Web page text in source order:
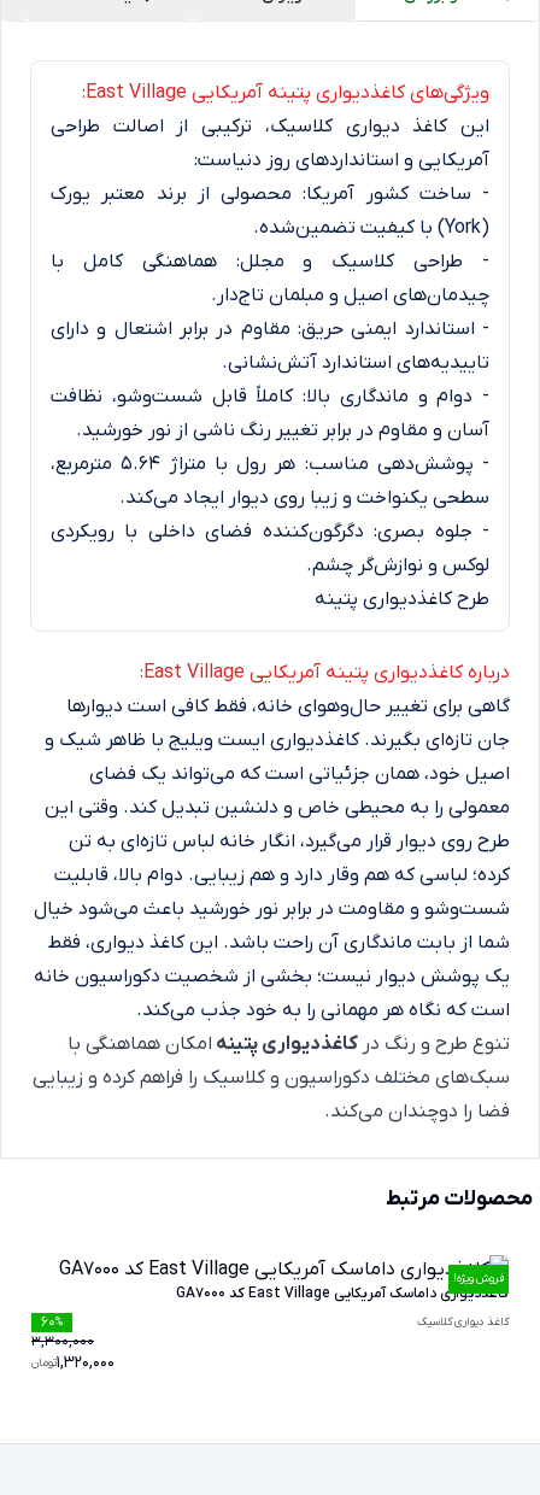
ویژگی‌های کاغذدیواری پتینه آمریکایی East Village:
این کاغذ دیواری کلاسیک، ترکیبی از اصالت طراحی
آمریکایی و استانداردهای روز دنیاست:
- ساخت کشور آمریکا: محصولی از برند معتبر یورک
(York) با کیفیت تضمین‌شده.
- طراحی کلاسیک و مجلل: هماهنگی کامل با
چیدمان‌های اصیل و مبلمان تاج‌دار.
- استاندارد ایمنی حریق: مقاوم در برابر اشتعال و دارای
تاییدیه‌های استاندارد آتش‌نشانی.
- دوام و ماندگاری بالا: کاملاً قابل شست‌وشو، نظافت
آسان و مقاوم در برابر تغییر رنگ ناشی از نور خورشید.
- پوشش‌دهی مناسب: هر رول با متراژ ۵.۶۴ مترمربع،
سطحی یکنواخت و زیبا روی دیوار ایجاد می‌کند.
- جلوه بصری: دگرگون‌کننده فضای داخلی با رویکردی
لوکس و نوازش‌گر چشم.
طرح کاغذدیواری پتینه
درباره کاغذدیواری پتینه آمریکایی East Village:
گاهی برای تغییر حال‌وهوای خانه، فقط کافی است دیوارها
جان تازه‌ای بگیرند. کاغذدیواری ایست ویلیج با ظاهر شیک و
اصیل خود، همان جزئیاتی است که می‌تواند یک فضای
معمولی را به محیطی خاص و دلنشین تبدیل کند. وقتی این
طرح روی دیوار قرار می‌گیرد، انگار خانه لباس تازه‌ای به تن
کرده؛ لباسی که هم وقار دارد و هم زیبایی. دوام بالا، قابلیت
شست‌وشو و مقاومت در برابر نور خورشید باعث می‌شود خیال
شما از بابت ماندگاری آن راحت باشد. این کاغذ دیواری، فقط
یک پوشش دیوار نیست؛ بخشی از شخصیت دکوراسیون خانه
است که نگاه هر مهمانی را به خود جذب می‌کند.
تنوع طرح و رنگ در کاغذدیواری پتینه امکان هماهنگی با
سبک‌های مختلف دکوراسیون و کلاسیک را فراهم کرده و زیبایی
فضا را دوچندان می‌کند.
محصولات مرتبط
فروش ویژه!
کاغذدیواری داماسک آمریکایی East Village کد GA7000
کاغذ دیواری کلاسیک %
60
3,300,000
تومان1,320,000